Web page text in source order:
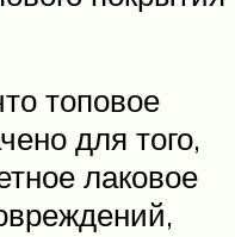
топовое
для того,
лаковое